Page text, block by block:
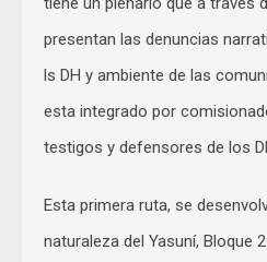
presentan las denuncias
ls DH y ambiente de las
esta integrado por
testigos y defensores de los
Esta primera ruta, se
naturaleza del Yasuní, Bloque